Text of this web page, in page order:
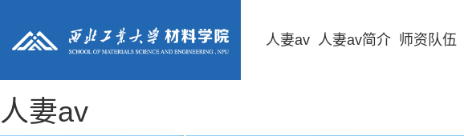
人妻av
人妻av 人妻av简介 师资队伍